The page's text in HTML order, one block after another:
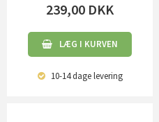
239,00 DKK
LÆG I KURVEN
10-14 dagelevering